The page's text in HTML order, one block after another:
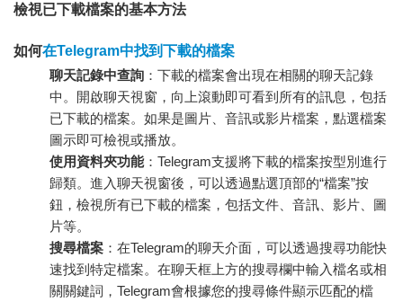
檢視已下載檔案的基本方法
如何在Telegram中找到下載的檔案
聊天記錄中查詢 ：下載的檔案會出現在相關的聊天記錄
中。開啟聊天視窗，向上滾動即可看到所有的訊息，包括
已下載的檔案。如果是圖片、音訊或影片檔案，點選檔案
圖示即可檢視或播放。
使用資料夾功能：Telegram支援將下載的檔案按型別進行
歸類。進入聊天視窗後，可以透過點選頂部的“檔案”按
鈕，檢視所有已下載的檔案，包括文件、音訊、影片、圖
片等。
搜尋檔案 ：在Telegram的聊天介面，可以透過搜尋功能快
速找到特定檔案。在聊天框上方的搜尋欄中輸入檔名或相
關關鍵詞，Telegram會根據您的搜尋條件顯示匹配的檔